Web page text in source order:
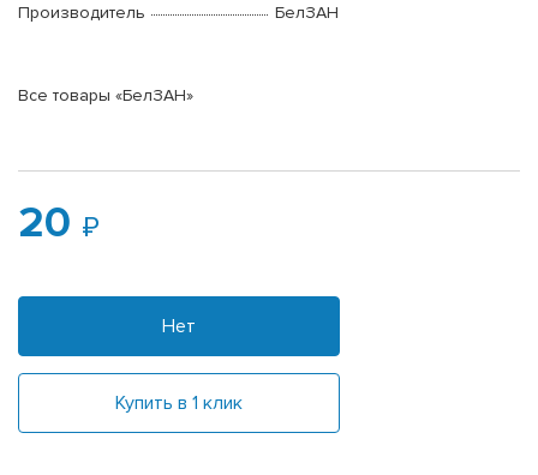
Производитель
БелЗАН
Все товары «БелЗАН»
20
Нет
Купить в 1 клик